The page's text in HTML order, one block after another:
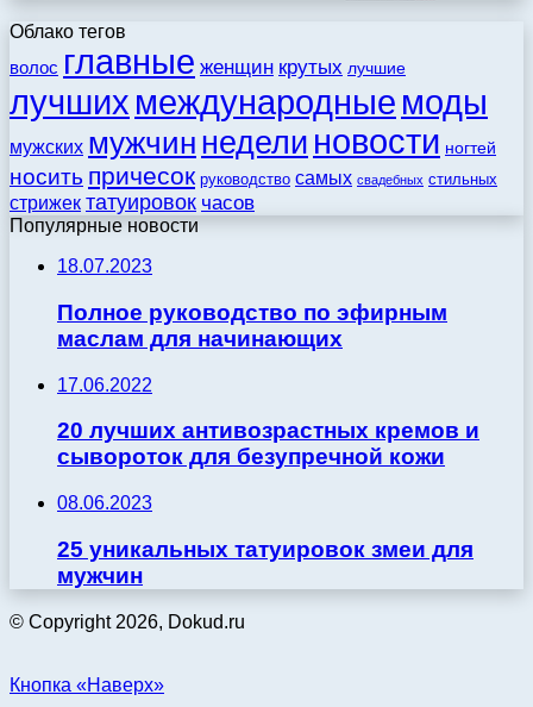
Облако тегов
волос главные женщин крутых лучшие
лучших международные моды
мужских мужчин недели новости ногтей
носить причесок руководство самых свадебных стильных
стрижек татуировок часов
Популярные новости
18.07.2023
Полное руководство по эфирным
маслам для начинающих
17.06.2022
20 лучших антивозрастных кремов и
сывороток для безупречной кожи
08.06.2023
25 уникальных татуировок змеи для
мужчин
© Copyright 2026, Dokud.ru
Кнопка «Наверх»